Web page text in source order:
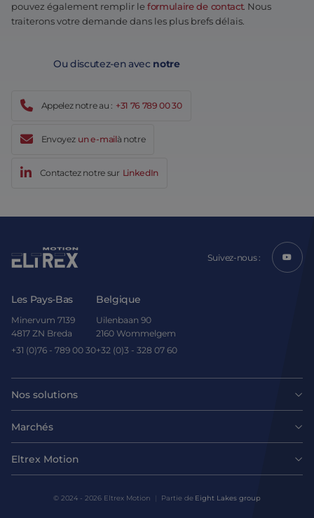
pouvez également remplir leformulaire de contact. Nous
traiterons votre demande dans les plus brefs délais.
Ou discutez-en avec notre
Appelez notre au : +31 76 789 00 30
Envoyez un e-mailà notre
Contactez notre sur LinkedIn
Suivez-nous :
Les Pays-Bas
Minervum 7139
4817 ZN Breda
+31 (0)76 - 789 00 30
Belgique
Uilenbaan 90
2160 Wommelgem
+32 (0)3 - 328 07 60
Nos solutions
Moteurs
Entraînements et contrôleurs
Mécanique
Marchés
Agroalimentaire
Eltrex Motion
© 2024 - 2026 Eltrex Motion Partie de Eight Lakes group